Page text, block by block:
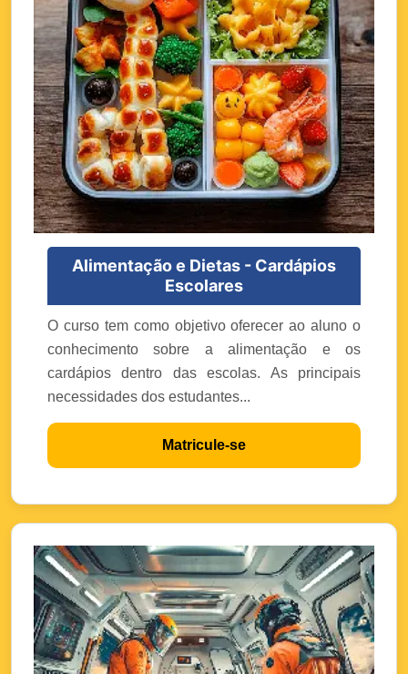
Alimentação e Dietas - Cardápios
Escolares
O curso tem como objetivo oferecer ao aluno o
conhecimento sobre a alimentação e os
cardápios dentro das escolas. As principais
necessidades dos estudantes...
Matricule-se